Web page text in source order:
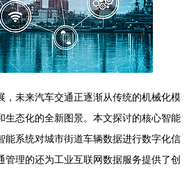
，未来汽车交通正逐渐从传统的机械化模
生态化的全新图景。本文探讨的核心智能
系统对城市街道车辆数据进行数字化信
管理的还为工业互联网数据服务提供了创